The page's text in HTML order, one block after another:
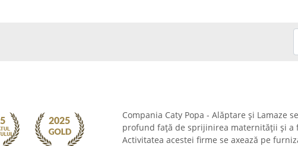
Compania Caty Popa - Alăptare și Lamaze
profund față de sprijinirea maternității și
Activitatea acestei firme se axează pe